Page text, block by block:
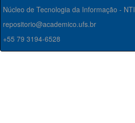
Núcleo de Tecnologia da Informação - NTI
repositorio@academico.ufs.br
+55 79 3194-6528